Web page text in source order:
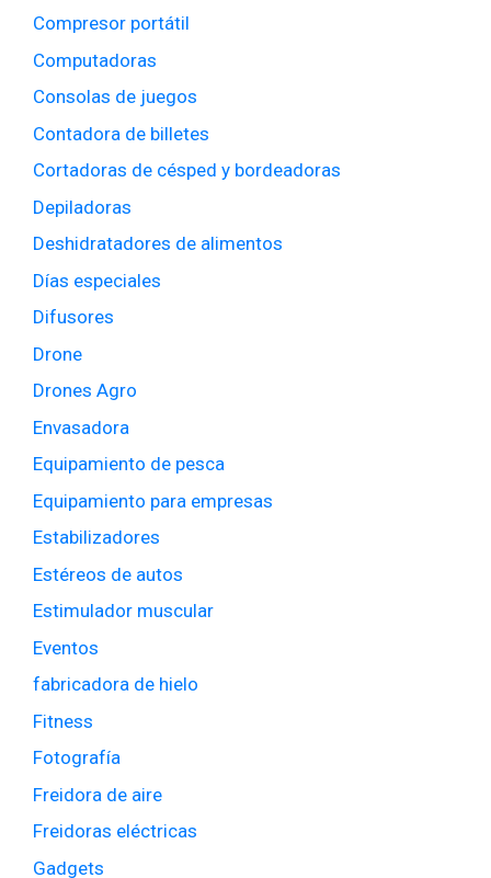
Compresor portátil
Computadoras
Consolas de juegos
Contadora de billetes
Cortadoras de césped y bordeadoras
Depiladoras
Deshidratadores de alimentos
Días especiales
Difusores
Drone
Drones Agro
Envasadora
Equipamiento de pesca
Equipamiento para empresas
Estabilizadores
Estéreos de autos
Estimulador muscular
Eventos
fabricadora de hielo
Fitness
Fotografía
Freidora de aire
Freidoras eléctricas
Gadgets